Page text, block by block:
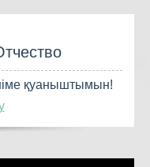
қуаныштымын!